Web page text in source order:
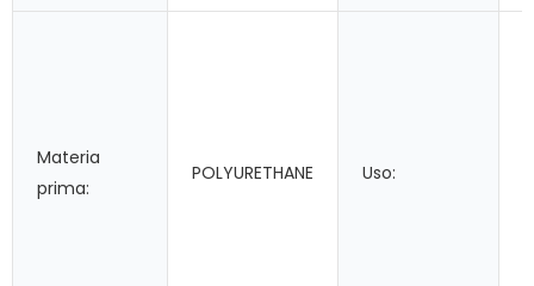
Materia
prima:
POLYURETHANE Uso: